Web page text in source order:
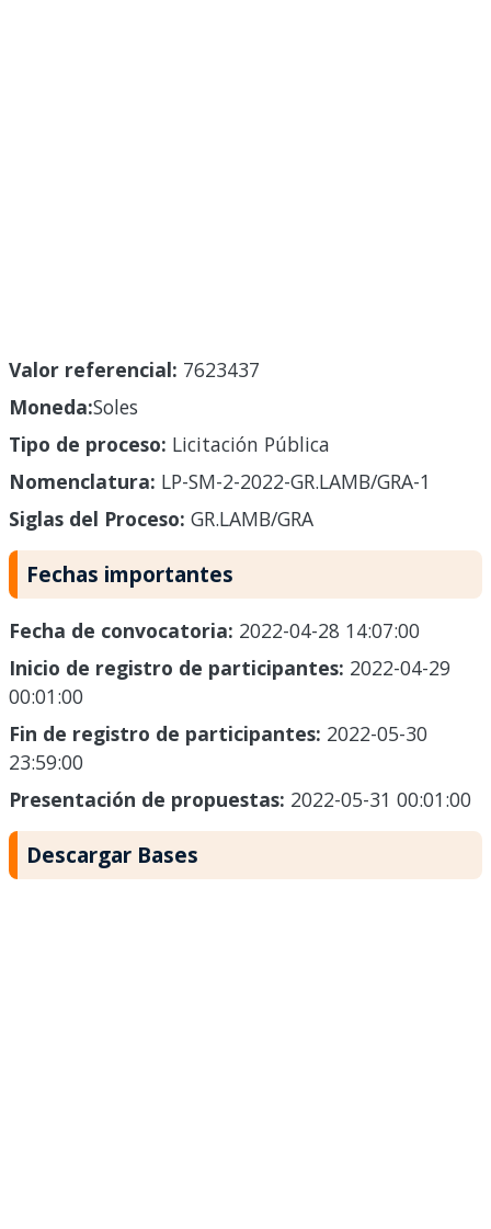
Valor referencial: 7623437
Moneda:Soles
Tipo de proceso: Licitación Pública
Nomenclatura: LP-SM-2-2022-GR.LAMB/GRA-1
Siglas del Proceso: GR.LAMB/GRA
Fechas importantes
Fecha de convocatoria: 2022-04-28 14:07:00
Inicio de registro de participantes: 2022-04-29
00:01:00
Fin de registro de participantes: 2022-05-30
23:59:00
Presentación de propuestas: 2022-05-31 00:01:00
Descargar Bases